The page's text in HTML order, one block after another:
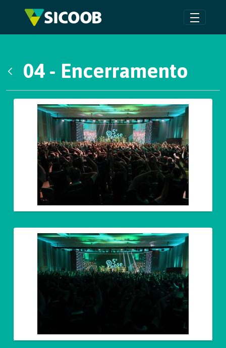
Pular para o Conteúdo principal
04 - Encerramento
Galeria de Mídias